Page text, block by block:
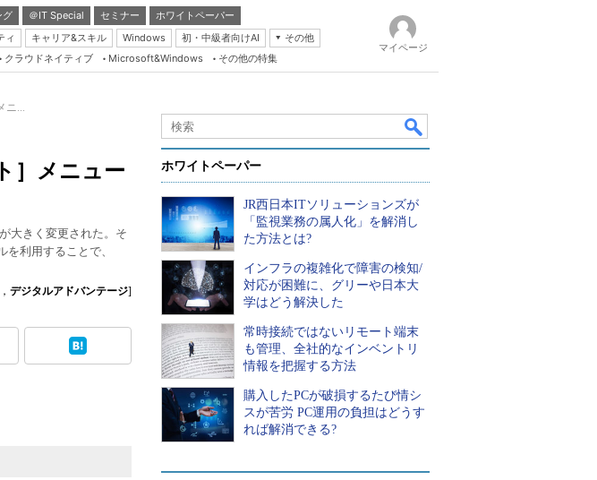
グ ＠IT Special セミナー
ホワイトペーパー
ィ キャリア&スキル Windows 初・中級者向けAI
その他
Server & Storage
Java Agile
Database Expert
Linux ＆ OSS
Master of IP Network
Security & Trust
Test & Tools
クラウドネイティブ Microsoft&Windows その他の特集
マイページ
ニ...
］メニュー
大きく変更された。そ
利用することで、
， デジタルアドバンテージ]
ホワイトペーパー
JR西日本ITソリューションズが
「監視業務の属人化」を解消し
た方法とは?
インフラの複雑化で障害の検知/
対応が困難に、グリーや日本大
学はどう解決した
常時接続ではないリモート端末
も管理、全社的なインベントリ
情報を把握する方法
購入したPCが破損するたび情シ
スが苦労 PC運用の負担はどうす
れば解消できる?